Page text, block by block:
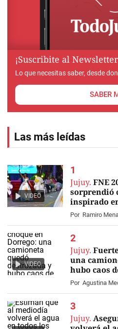
¡Suscribite al
Lo que necesitas saber, desde
SABER
Las más leídas
VIDEO
Jujuy. FNE
sorprendió
inspirado
Por Ramiro
VIDEO
Jujuy.
una
hubo caos
Por Agustina
Jujuy.